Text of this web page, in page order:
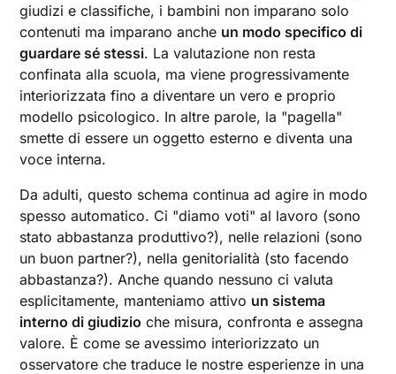
giudizi e classifiche, i bambini non imparano solo
contenuti ma imparano anche un modo specifico di
guardare sé stessi. La valutazione non resta
confinata alla scuola, ma viene progressivamente
interiorizzata fino a diventare un vero e proprio
modello psicologico. In altre parole, la "pagella"
smette di essere un oggetto esterno e diventa una
voce interna.
Da adulti, questo schema continua ad agire in modo
spesso automatico. Ci "diamo voti" al lavoro (sono
stato abbastanza produttivo?), nelle relazioni (sono
un buon partner?), nella genitorialità (sto facendo
abbastanza?). Anche quando nessuno ci valuta
esplicitamente, manteniamo attivo un sistema
interno di giudizio che misura, confronta e assegna
valore. È come se avessimo interiorizzato un
osservatore che traduce le nostre esperienze in una